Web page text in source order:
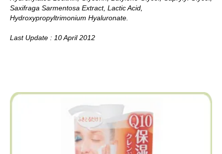
Saxifraga Sarmentosa Extract, Lactic Acid,
Hydroxypropyltrimonium Hyaluronate.
Last Update : 10 April 2012